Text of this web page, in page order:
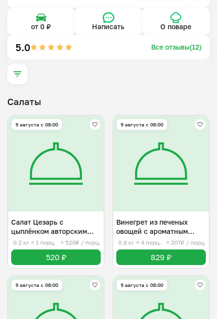
Регулярно участвую и являюсь призером кулинарных
соревнований нашей любимой страны. При
приготовлении блюд придерживаюсь принципов:
аккуратность, контроль качества продуктов,
от 0 ₽ Написать О поваре
5.0 Все отзывы(12)
Салаты
9 августа с 08:00
Салат Цезарь с
цыплёнком авторским
соусом
0.2 кг ≈ 1 порц. ≈ 520₽ / порц.
520 ₽
9 августа с 08:00
Винегрет из печеных
овощей с ароматным
маслом
0.8 кг ≈ 4 порц. ≈ 207₽ / порц.
829 ₽
9 августа с 08:00 9 августа с 08:00